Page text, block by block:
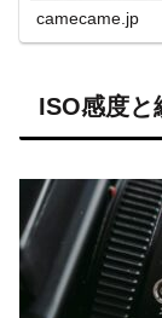
camecame.jp
ISO感度と